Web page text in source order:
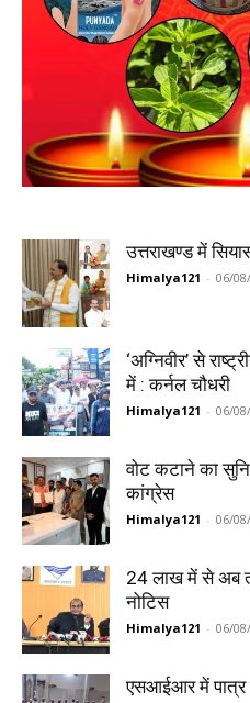
उत्तराखण्ड में
Himalya121 - 06/
‘अग्निवीर’ से
में : कर्नल चौधरी
Himalya121 - 06/
वोट कटाने का
कांग्रेस
Himalya121 - 06/
24 लाख में से अब
नोटिस
Himalya121 - 06/
एसआईआर में पात्र